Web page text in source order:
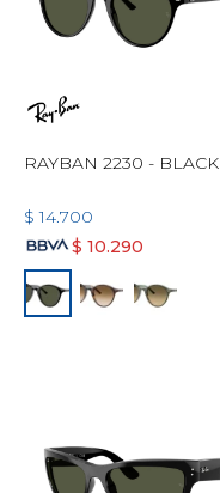
RAYBAN 2230 - BLACK
$ 14.700
$ 10.290